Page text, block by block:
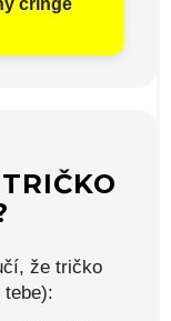
že tričko
tebe):